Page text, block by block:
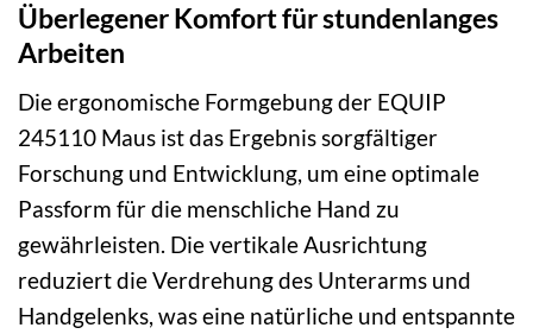
Überlegener Komfort für stundenlanges
Arbeiten
Die ergonomische Formgebung der EQUIP
245110 Maus ist das Ergebnis sorgfältiger
Forschung und Entwicklung, um eine optimale
Passform für die menschliche Hand zu
gewährleisten. Die vertikale Ausrichtung
reduziert die Verdrehung des Unterarms und
Handgelenks, was eine natürliche und entspannte